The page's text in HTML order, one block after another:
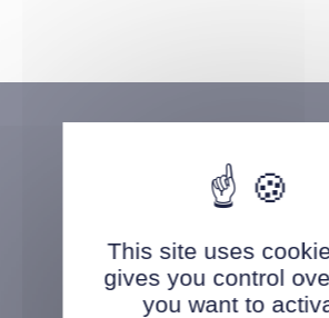
This site uses
gives you control
you want to